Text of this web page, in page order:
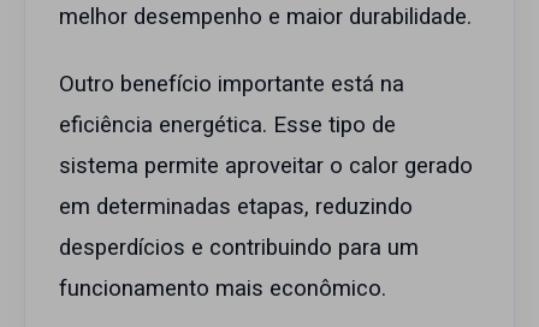
melhor desempenho e maior durabilidade.
Outro benefício importante está na
eficiência energética. Esse tipo de
sistema permite aproveitar o calor gerado
em determinadas etapas, reduzindo
desperdícios e contribuindo para um
funcionamento mais econômico.